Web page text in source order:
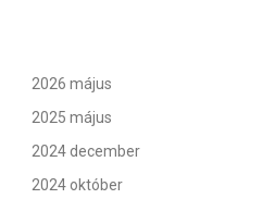
2026 május
2025 május
2024 december
2024 október